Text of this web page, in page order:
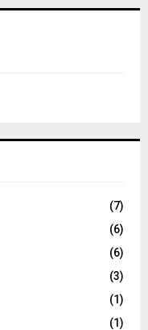
(7)
(6)
(6)
(3)
(1)
(1)